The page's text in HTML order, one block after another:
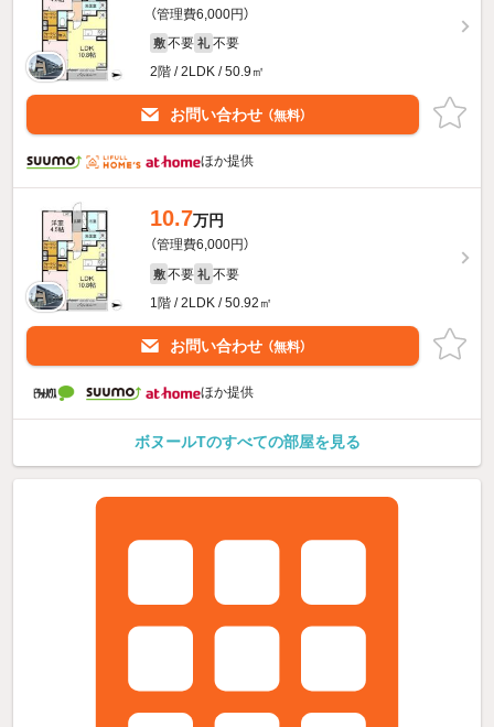
（管理費6,000円）
敷 不要 礼 不要
2階 / 2LDK / 50.9㎡
お問い合わせ （無料）
ほか提供
10.7万円
（管理費6,000円）
敷 不要 礼 不要
1階 / 2LDK / 50.92㎡
お問い合わせ （無料）
ほか提供
ボヌールTのすべての部屋を見る